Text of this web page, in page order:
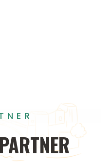
PARTNER